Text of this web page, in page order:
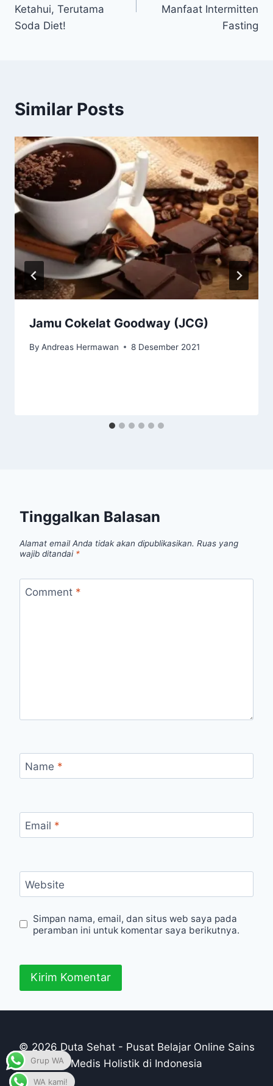
Ketahui, Terutama
Soda Diet!
Manfaat Intermitten
Fasting
Similar Posts
Jamu Cokelat Goodway (JCG)
By Andreas Hermawan 8 Desember 2021
Tinggalkan Balasan
Alamat email Anda tidak akan dipublikasikan. Ruas yang
wajib ditandai *
Comment *
Name *
Email *
Website
Simpan nama, email, dan situs web saya pada
peramban ini untuk komentar saya berikutnya.
© 2026 Duta Sehat - Pusat Belajar Online Sains
Medis Holistik di Indonesia
WA kami!
Grup WA